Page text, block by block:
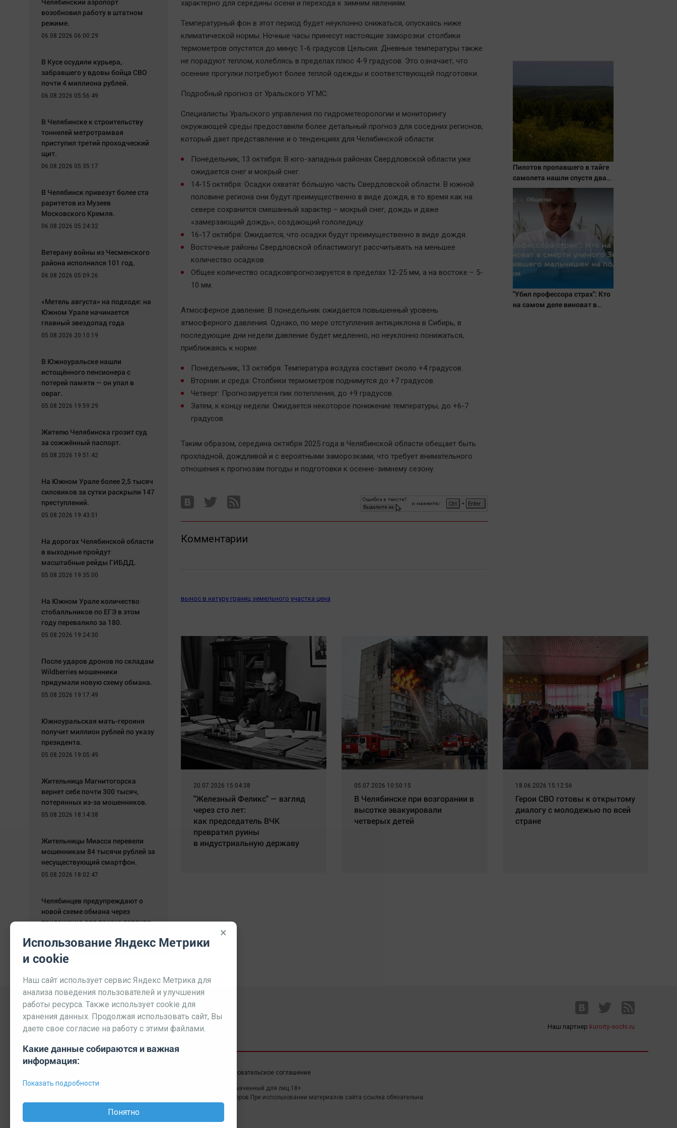
характерно для середины осени и перехода к зимним явлениям.
Температурный фон в этот период будет неуклонно снижаться, опускаясь ниже
климатической нормы. Ночные часы принесут настоящие заморозки: столбики
термометров опустятся до минус 1-6 градусов Цельсия. Дневные температуры также
не порадуют теплом, колеблясь в пределах плюс 4-9 градусов. Это означает, что
осенние прогулки потребуют более теплой одежды и соответствующей подготовки.
Подробный прогноз от Уральского УГМС:
Специалисты Уральского управления по гидрометеорологии и мониторингу
окружающей среды предоставили более детальный прогноз для соседних регионов,
который дает представление и о тенденциях для Челябинской области:
Понедельник, 13 октября: В юго-западных районах Свердловской области уже
ожидается снег и мокрый снег.
14-15 октября: Осадки охватят бóльшую часть Свердловской области. В южной
половине региона они будут преимущественно в виде дождя, в то время как на
севере сохранится смешанный характер – мокрый снег, дождь и даже
«замерзающий дождь», создающий гололедицу.
16-17 октября: Ожидается, что осадки будут преимущественно в виде дождя.
Восточные районы Свердловской областимогут рассчитывать на меньшее
количество осадков.
Общее количество осадковпрогнозируется в пределах 12-25 мм, а на востоке – 5-
10 мм.
Атмосферное давление: В понедельник ожидается повышенный уровень
атмосферного давления. Однако, по мере отступления антициклона в Сибирь, в
последующие дни недели давление будет медленно, но неуклонно понижаться,
приближаясь к норме.
Понедельник, 13 октября: Температура воздуха составит около +4 градусов.
Вторник и среда: Столбики термометров поднимутся до +7 градусов.
Четверг: Прогнозируется пик потепления, до +9 градусов.
Затем, к концу недели: Ожидается некоторое понижение температуры, до +6-7
градусов.
Таким образом, середина октября 2025 года в Челябинской области обещает быть
прохладной, дождливой и с вероятными заморозками, что требует внимательного
отношения к прогнозам погоды и подготовки к осенне-зимнему сезону.
Комментарии
вынос в натуру границ земельного участка цена
Пилотов пропавшего в тайге
самолета нашли спустя два
дня
"Убил профессора страх": Кто
на самом деле виноват в
20.07.2026 15:04:38
"Железный Феликс" — взгляд
через сто лет:
как председатель ВЧК
превратил руины
в индустриальную державу
05.07.2026 10:50:15
В Челябинске при возгорании в
высотке эвакуировали
четверых детей
18.06.2026 15:12:56
Герои СВО готовы к открытому
диалогу с молодежью по всей
стране
возобновил работу в штатном
режиме.
06.08.2026 06:00:29
В Кусе осудили курьера,
забравшего у вдовы бойца СВО
почти 4 миллиона рублей.
06.08.2026 05:56:49
В Челябинске к строительству
тоннелей метротрамвая
приступил третий проходческий
щит.
06.08.2026 05:35:17
В Челябинск привезут более ста
раритетов из Музеев
Московского Кремля.
06.08.2026 05:24:32
Ветерану войны из Чесменского
района исполнился 101 год.
06.08.2026 05:09:26
«Метель августа» на подходе: на
Южном Урале начинается
главный звездопад года
05.08.2026 20:10:19
В Южноуральске нашли
истощённого пенсионера с
потерей памяти — он упал в
овраг.
05.08.2026 19:59:29
Жителю Челябинска грозит суд
за сожжённый паспорт.
05.08.2026 19:51:42
На Южном Урале более 2,5 тысяч
силовиков за сутки раскрыли 147
преступлений.
05.08.2026 19:43:51
На дорогах Челябинской области
в выходные пройдут
масштабные рейды ГИБДД.
05.08.2026 19:35:00
На Южном Урале количество
стобалльников по ЕГЭ в этом
году перевалило за 180.
05.08.2026 19:24:30
После ударов дронов по складам
Wildberries мошенники
придумали новую схему обмана.
05.08.2026 19:17:49
Южноуральская мать-героиня
получит миллион рублей по указу
президента.
05.08.2026 19:05:49
Жительница Магнитогорска
вернет себе почти 300 тысяч,
потерянных из-за мошенников.
05.08.2026 18:14:38
Жительницы Миасса перевели
мошенникам 84 тысячи рублей за
несуществующий смартфон.
05.08.2026 18:02:47
Челябинцев предупреждают о
новой схеме обмана через
приложения для поиска топлива.
Наш партнер kurorty-sochi.ru
Пользовательское соглашение
© 2026 МЕДИАЗАВОД — Сайт может содержать контент, предназначенный для лиц 18+
Мнение редакции может не совпадать с мнением отдельных авторов.При использовании материалов сайта ссылка обязательна.
×
Использование Яндекс Метрики
и cookie
Наш сайт использует сервис Яндекс Метрика для
анализа поведения пользователей и улучшения
работы ресурса. Также использует cookie для
хранения данных. Продолжая использовать сайт, Вы
даете свое согласие на работу с этими файлами.
Какие данные собираются и важная
информация:
Показать подробности
Понятно